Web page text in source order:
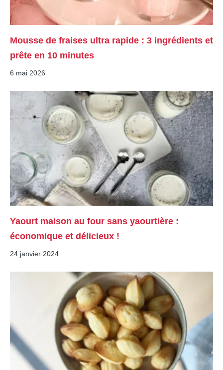
Mousse de fraises ultra rapide : 3 ingrédients et
prête en 10 minutes
6 mai 2026
Yaourt maison au four sans yaourtière :
économique et délicieux !
24 janvier 2024